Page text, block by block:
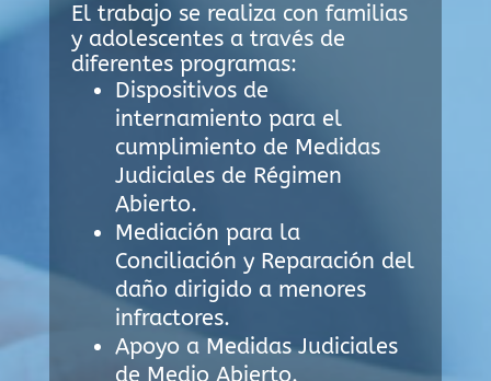
El trabajo se realiza con familias
y adolescentes a través de
diferentes programas:
Dispositivos de
internamiento para el
cumplimiento de Medidas
Judiciales de Régimen
Abierto.
Mediación para la
Conciliación y Reparación del
daño dirigido a menores
infractores.
Apoyo a Medidas Judiciales
de Medio Abierto.